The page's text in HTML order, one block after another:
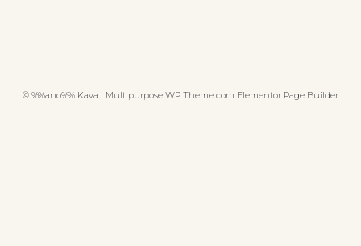
© %%ano%% Kava | Multipurpose WP Theme com Elementor Page Builder